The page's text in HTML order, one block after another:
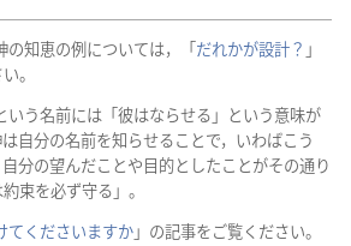
の知恵の例については，「だれかが設計？ 」
。
いう名前には「彼はならせる」という意味が
は自分の名前を知らせることで，いわばこう
自分の望んだことや目的としたことがその通 り
約束を必ず守る」。
てくださいますか」の記事をご覧ください。